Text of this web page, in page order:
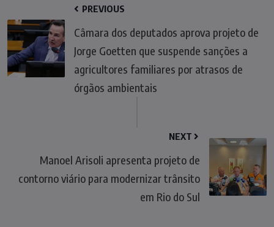
PREVIOUS
Câmara dos deputados aprova projeto de
Jorge Goetten que suspende sanções a
agricultores familiares por atrasos de
órgãos ambientais
NEXT
Manoel Arisoli apresenta projeto de
contorno viário para modernizar trânsito
em Rio do Sul